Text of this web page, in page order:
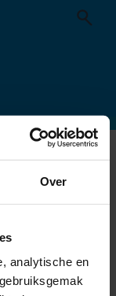
Over
analytische en